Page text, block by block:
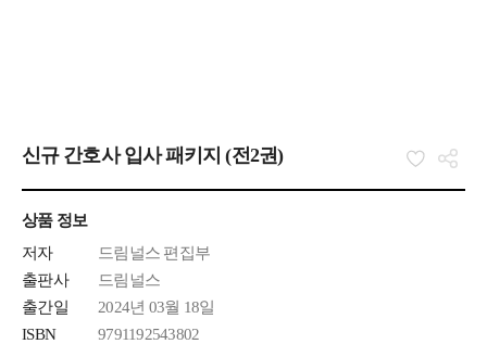
신규 간호사 입사 패키지 (전2권)
상품 정보
저자
드림널스 편집부
출판사
드림널스
출간일
2024년 03월 18일
ISBN
9791192543802